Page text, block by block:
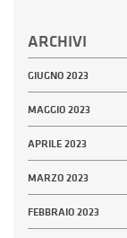
ARCHIVI
GIUGNO 2023
MAGGIO 2023
APRILE 2023
MARZO 2023
FEBBRAIO 2023